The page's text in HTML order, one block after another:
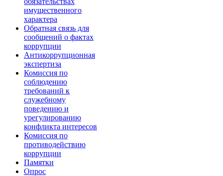
имущественного
характера
Обратная связь для
сообщений о фактах
коррупции
Антикоррупционная
экспертиза
Комиссия по
соблюдению
требований к
служебному
поведению и
урегулированию
конфликта интересов
Комиссия по
противодействию
коррупции
Памятки
Опрос